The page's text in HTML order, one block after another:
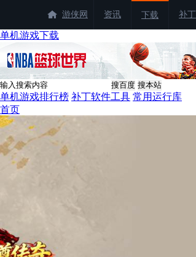
游侠网 资讯 下载 补丁
单机游戏下载
单机游戏排行榜 补丁软件工具 常用运行库
首页
找游戏
找补丁
单机游戏
网络游戏
经典单机
游侠商城
热门游戏
龙虾霸王服